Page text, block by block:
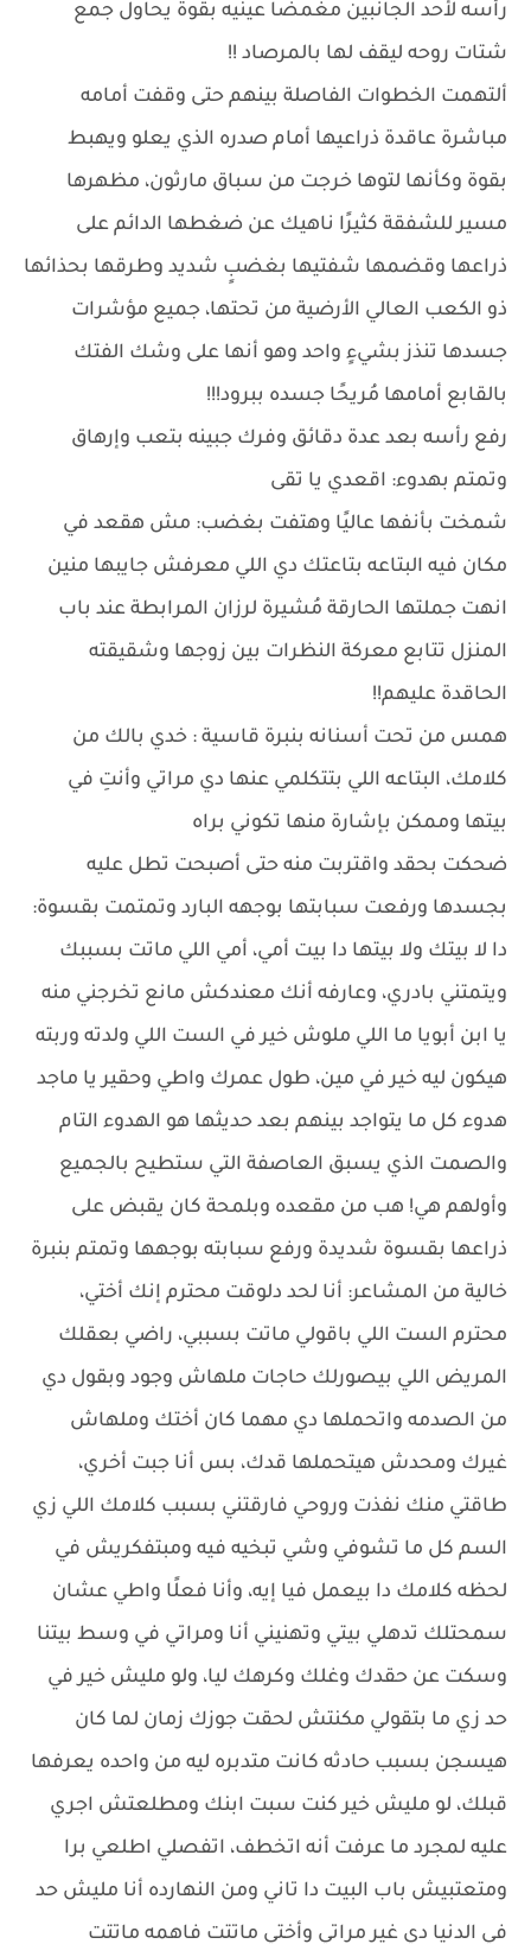
رأسه لأحد الجانبين مغمضًا عينيه بقوة يحاول جمع
شتات روحه ليقف لها بالمرصاد !!
ألتهمت الخطوات الفاصلة بينهم حتى وقفت أمامه
مباشرة عاقدة ذراعيها أمام صدره الذي يعلو ويهبط
بقوة وكأنها لتوها خرجت من سباق مارثون، مظهرها
مسير للشفقة كثيرًا ناهيك عن ضغطها الدائم على
ذراعها وقضمها شفتيها بغضبٍ شديد وطرقها بحذائها
ذو الكعب العالي الأرضية من تحتها، جميع مؤشرات
جسدها تنذز بشيءٍ واحد وهو أنها على وشك الفتك
بالقابع أمامها مُريحًا جسده ببرود!!!
رفع رأسه بعد عدة دقائق وفرك جبينه بتعب وإرهاق
وتمتم بهدوء: اقعدي يا تقى
شمخت بأنفها عاليًا وهتفت بغضب: مش هقعد في
مكان فيه البتاعه بتاعتك دي اللي معرفش جايبها منين
انهت جملتها الحارقة مُشيرة لرزان المرابطة عند باب
المنزل تتابع معركة النظرات بين زوجها وشقيقته
الحاقدة عليهم!!
همس من تحت أسنانه بنبرة قاسية : خدي بالك من
كلامك، البتاعه اللي بتتكلمي عنها دي مراتي وأنتِ في
بيتها وممكن بإشارة منها تكوني براه
ضحكت بحقد واقتربت منه حتى أصبحت تطل عليه
بجسدها ورفعت سبابتها بوجهه البارد وتمتمت بقسوة:
دا لا بيتك ولا بيتها دا بيت أمي، أمي اللي ماتت بسببك
ويتمتني بادري، وعارفه أنك معندكش مانع تخرجني منه
يا ابن أبويا ما اللي ملوش خير في الست اللي ولدته وربته
هيكون ليه خير في مين، طول عمرك واطي وحقير يا ماجد
هدوء كل ما يتواجد بينهم بعد حديثها هو الهدوء التام
والصمت الذي يسبق العاصفة التي ستطيح بالجميع
وأولهم هي! هب من مقعده وبلمحة كان يقبض على
ذراعها بقسوة شديدة ورفع سبابته بوجهها وتمتم بنبرة
خالية من المشاعر: أنا لحد دلوقت محترم إنك أختي،
محترم الست اللي باقولي ماتت بسببي، راضي بعقلك
المريض اللي بيصورلك حاجات ملهاش وجود وبقول دي
من الصدمه واتحملها دي مهما كان أختك وملهاش
غيرك ومحدش هيتحملها قدك، بس أنا جبت أخري،
طاقتي منك نفذت وروحي فارقتني بسبب كلامك اللي زي
السم كل ما تشوفي وشي تبخيه فيه ومبتفكريش في
لحظه كلامك دا بيعمل فيا إيه، وأنا فعلًا واطي عشان
سمحتلك تدهلي بيتي وتهنيني أنا ومراتي في وسط بيتنا
وسكت عن حقدك وغلك وكرهك ليا، ولو مليش خير في
حد زي ما بتقولي مكنتش لحقت جوزك زمان لما كان
هيسجن بسبب حادثه كانت متدبره ليه من واحده يعرفها
قبلك، لو مليش خير كنت سبت ابنك ومطلعتش اجري
عليه لمجرد ما عرفت أنه اتخطف، اتفصلي اطلعي برا
ومتعتبيش باب البيت دا تاني ومن النهارده أنا مليش حد
في الدنيا دي غير مراتي وأختي ماتتت فاهمه ماتتت